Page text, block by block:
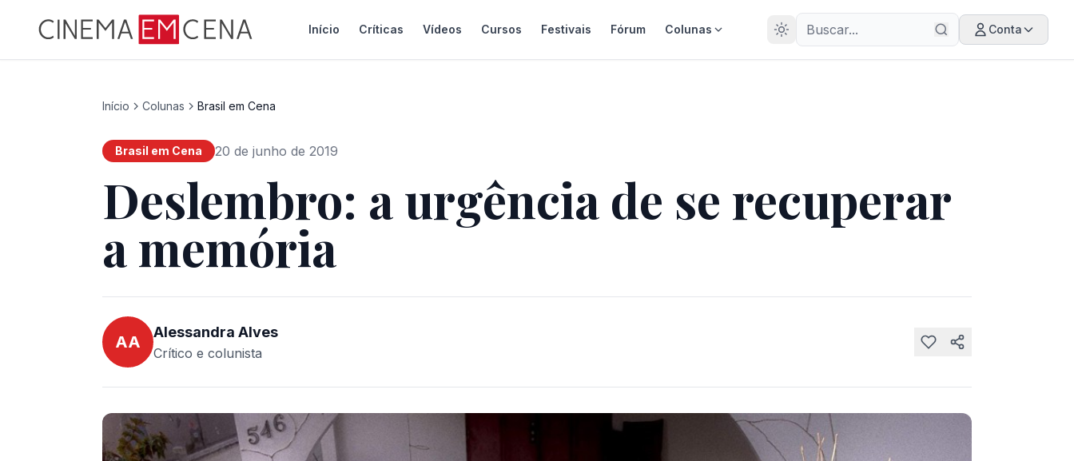
28
ANOS
Início Críticas Vídeos Cursos Festivais Fórum Colunas Conta
Início Colunas Brasil em Cena
Brasil em Cena 20 de junho de 2019
Deslembro: a urgência de se recuperar
a memória
AA
Alessandra Alves
Crítico e colunista